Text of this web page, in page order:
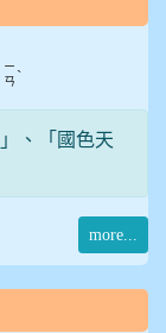
ㄧ
ㄢ ˋ
、「國色天
more...